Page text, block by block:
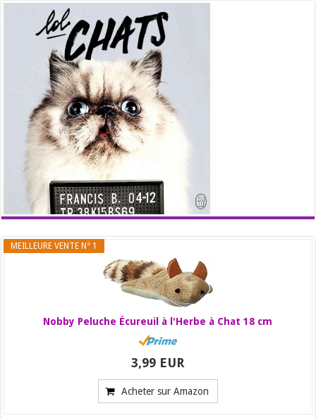
MEILLEURE VENTE N° 1
Nobby Peluche Écureuil à l'Herbe à Chat 18 cm
3,99 EUR
Acheter sur Amazon